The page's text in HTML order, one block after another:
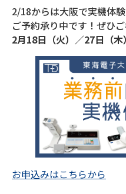
2/18からは大阪で実機体
ご予約承り中です！ぜひ
2月18日（火）／27日（
お申込みはこちらから